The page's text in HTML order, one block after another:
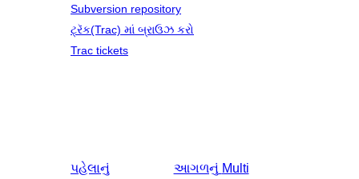
Subversion repository
ટ્રૅક(Trac) માં બ્રાઉઝ કરો
Trac tickets
પહેલાનું
આગળનું Multi